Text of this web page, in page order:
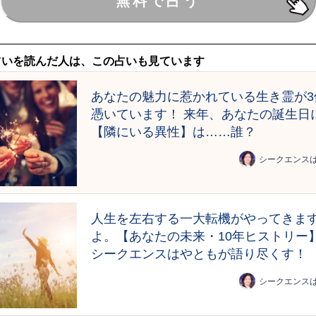
を読んだ人は、この占いも見ています
あなたの魅力に惹かれている生き霊が
憑いています！ 来年、あなたの誕生日
【隣にいる異性】は……誰？
シークエンス
人生を左右する一大転機がやってきま
よ。【あなたの未来・10年ヒストリー】
シークエンスはやともが語り尽くす！
シークエンス